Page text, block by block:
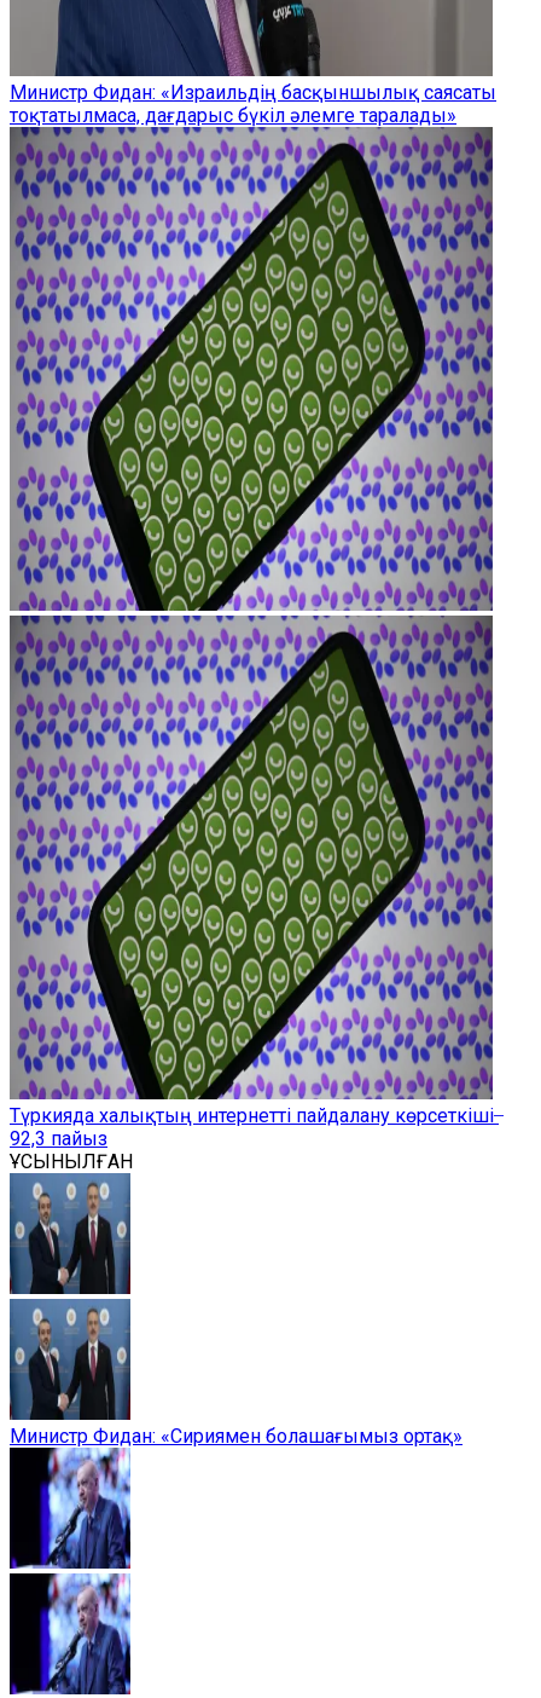
Министр Фидан: «Израильдің басқыншылық саясаты
тоқтатылмаса, дағдарыс бүкіл әлемге таралады»
Түркияда халықтың интернетті пайдалану көрсеткіші ̶
92,3 пайыз
ҰСЫНЫЛҒАН
Министр Фидан: «Сириямен болашағымыз ортақ»